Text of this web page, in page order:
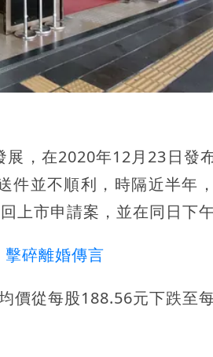
，在2020年12月23日發
件並不順利，時隔近半年
上市申請案，並在同日下午
碎離婚傳言
價從每股188.56元下跌至